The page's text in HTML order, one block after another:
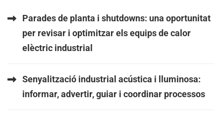
Parades de planta i shutdowns: una oportunitat
per revisar i optimitzar els equips de calor
elèctric industrial
Senyalització industrial acústica i lluminosa:
informar, advertir, guiar i coordinar processos